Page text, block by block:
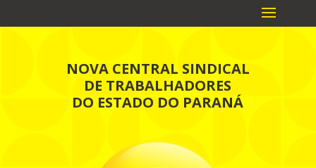
NOVA CENTRAL SINDICAL
DE TRABALHADORES
DO ESTADO DO PARANÁ